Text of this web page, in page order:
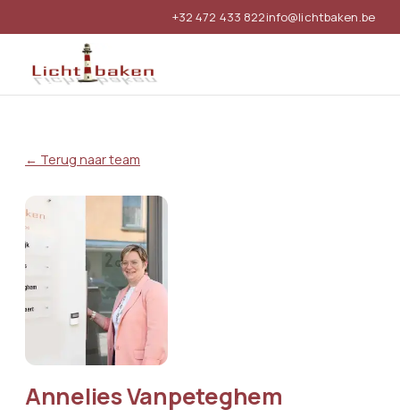
+32 472 433 822info@lichtbaken.be
← Terug naar team
Annelies Vanpeteghem